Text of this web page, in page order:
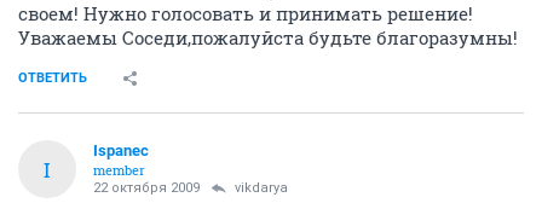
бред! Они же не пешком будут его спускать, а на
лифтах! При больших объемах, есть даже грузовой!
Жил как понимаете всегда на высоких этажах, и
никогда не испытывал неудобства! Утром пошел на
работу захватил пакетик и выкинул по дороге! На
выходных пошел куда-нибудь и та же схема! Ведь
как приятно осознавать и ощущать, что нет в доме
вони, мусора не надо сообщать о засоре